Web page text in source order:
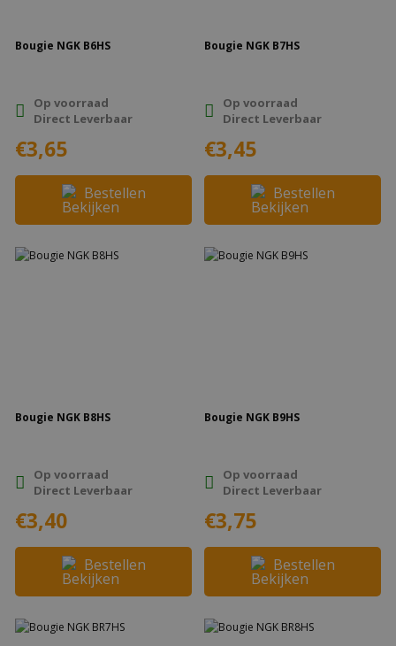
Bougie NGK B6HS
Op voorraad
Direct Leverbaar
€3,65
Bestellen
Bougie NGK B7HS
Op voorraad
Direct Leverbaar
€3,45
Bestellen
Bougie NGK B8HS
Op voorraad
Direct Leverbaar
€3,40
Bestellen
Bougie NGK B9HS
Op voorraad
Direct Leverbaar
€3,75
Bestellen